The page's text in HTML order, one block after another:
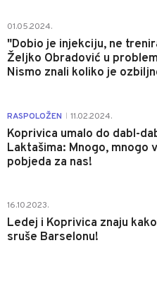
01.05.2024.
"Dobio je injekciju, ne
Željko Obradović u
Nismo znali koliko je
RASPOLOŽEN 11.02.2024.
Koprivica umalo do dabl-
Laktašima: Mnogo, mnogo
pobjeda za nas!
16.10.2023.
Ledej i Koprivica znaju
sruše Barselonu!